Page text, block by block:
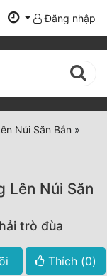
Đăng nhập
Núi Săn Bắn »
Lên Núi Săn
trò đùa
Thích (0)